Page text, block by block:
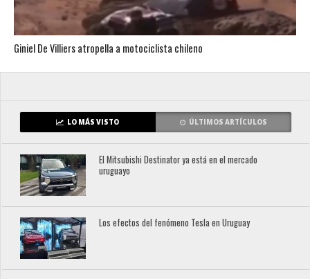
Giniel De Villiers atropella a motociclista chileno
LO MÁS VISTO ÚLTIMOS ARTÍCULOS
El Mitsubishi Destinator ya está en el mercado
uruguayo
Los efectos del fenómeno Tesla en Uruguay